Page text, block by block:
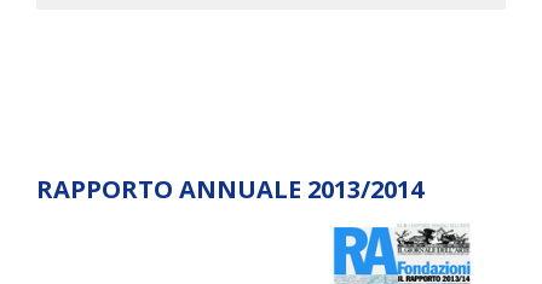
RAPPORTO ANNUALE 2013/2014